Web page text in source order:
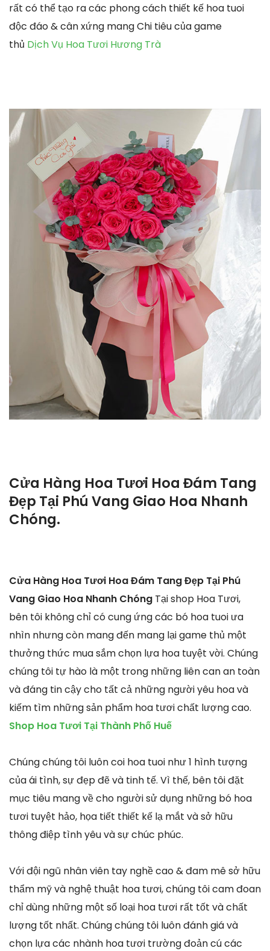
rất có thể tạo ra các phong cách thiết kế hoa tuoi
độc đáo & cân xứng mang Chi tiêu của game
thủ Dịch Vụ Hoa Tươi Hương Trà
Cửa Hàng Hoa Tươi Hoa Đám Tang
Đẹp Tại Phú Vang Giao Hoa Nhanh
Chóng.
Cửa Hàng Hoa Tươi Hoa Đám Tang Đẹp Tại Phú
Vang Giao Hoa Nhanh Chóng Tại shop Hoa Tươi,
bên tôi không chỉ có cung ứng các bó hoa tuoi ưa
nhìn nhưng còn mang đến mang lại game thủ một
thưởng thức mua sắm chọn lựa hoa tuyệt vời. Chúng
chúng tôi tự hào là một trong những liên can an toàn
và đáng tin cậy cho tất cả những người yêu hoa và
kiếm tìm những sản phẩm hoa tươi chất lượng cao.
Shop Hoa Tươi Tại Thành Phố Huế
Chúng chúng tôi luôn coi hoa tuoi như 1 hình tượng
của ái tình, sự đẹp đẽ và tinh tế. Vì thế, bên tôi đặt
mục tiêu mang về cho người sử dụng những bó hoa
tươi tuyệt hảo, họa tiết thiết kế lạ mắt và sở hữu
thông điệp tình yêu và sự chúc phúc.
Với đội ngũ nhân viên tay nghề cao & đam mê sở hữu
thẩm mỹ và nghệ thuật hoa tươi, chúng tôi cam đoan
chỉ dùng những một số loại hoa tươi rất tốt và chất
lượng tốt nhất. Chúng chúng tôi luôn đánh giá và
chọn lựa các nhành hoa tươi trường đoản cú các